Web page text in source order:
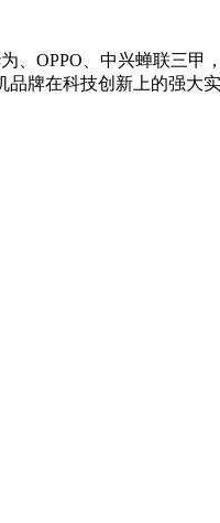
OPPO、中兴蝉联三甲
牌在科技创新上的强大实